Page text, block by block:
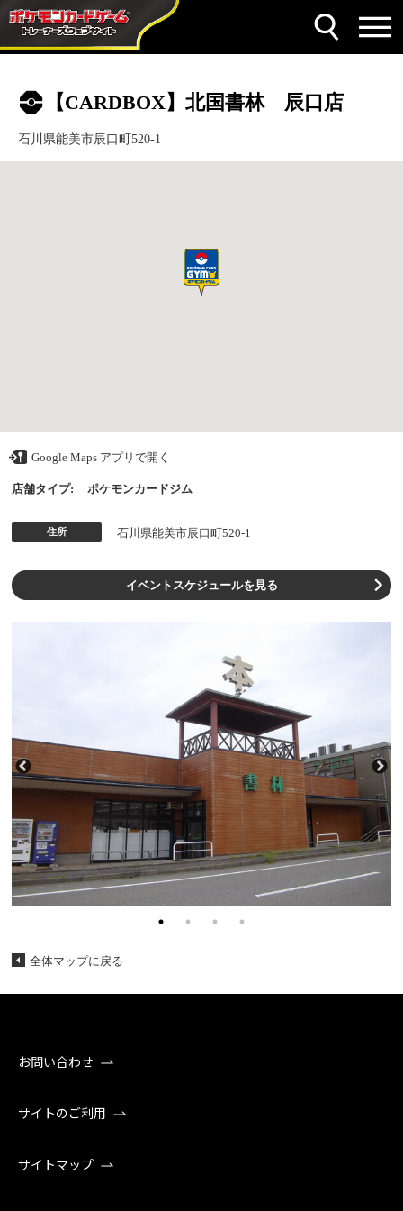
【CARDBOX】北国書林 辰口店
石川県能美市辰口町520-1
Google Maps アプリで開く
店舗タイプ: ポケモンカードジム
住所 石川県能美市辰口町520-1
イベントスケジュールを見る
全体マップに戻る
お問い合わせ
サイトのご利用
サイトマップ